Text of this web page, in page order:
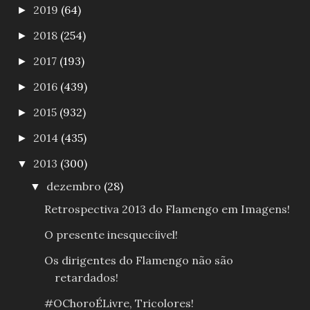
► 2019 (64)
► 2018 (254)
► 2017 (193)
► 2016 (439)
► 2015 (932)
► 2014 (435)
▼ 2013 (300)
▼ dezembro (28)
Retrospectiva 2013 do Flamengo em Imagens!
O presente inesquecíivel!
Os dirigentes do Flamengo não são
retardados!
#OChoroÉLivre, Tricolores!